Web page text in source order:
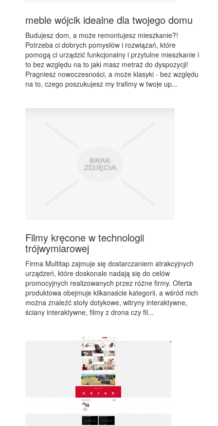
meble wójcik idealne dla twojego domu
Budujesz dom, a może remontujesz mieszkanie?!
Potrzeba ci dobrych pomysłów i rozwiązań, które
pomogą ci urządzić funkcjonalny i przytulne mieszkanie i
to bez względu na to jaki masz metraż do dyspozycji!
Pragniesz nowoczesności, a może klasyki - bez względu
na to, czego poszukujesz my trafimy w twoje up...
Filmy kręcone w technologii
trójwymiarowej
Firma Multitap zajmuje się dostarczaniem atrakcyjnych
urządzeń, które doskonale nadają się do celów
promocyjnych realizowanych przez różne firmy. Oferta
produktowa obejmuje kilkanaście kategorii, a wśród nich
można znaleźć stoły dotykowe, witryny interaktywne,
ściany interaktywne, filmy z drona czy fil...